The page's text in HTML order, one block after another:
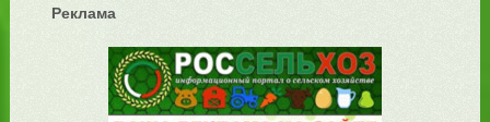
Реклама